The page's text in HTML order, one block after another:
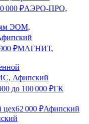
000 ₽АЭРО-ПРО,
ЭОМ,
₽МАГНИТ,
Афипский
до 100 000 ₽ГК
цех62 000 ₽Афипский